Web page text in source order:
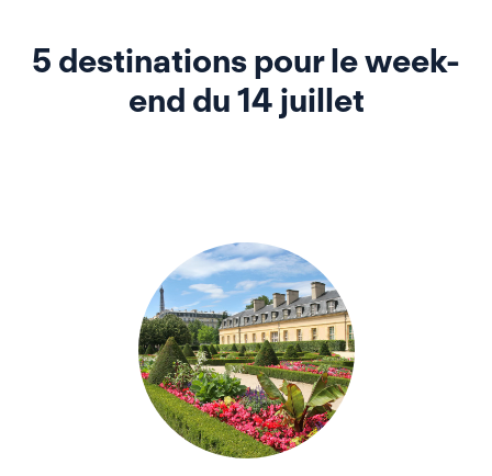
5 destinations pour le week-
end du 14 juillet